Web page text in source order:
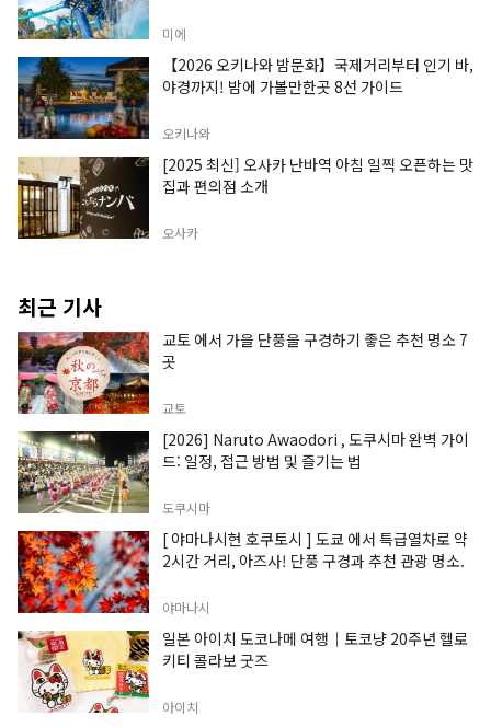
미에
【2026 오키나와 밤문화】국제거리부터 인기 바,
야경까지! 밤에 가볼만한곳 8선 가이드
오키나와
[2025 최신] 오사카 난바역 아침 일찍 오픈하는 맛
집과 편의점 소개
오사카
최근 기사
교토 에서 가을 단풍을 구경하기 좋은 추천 명소 7
곳
교토
[2026] Naruto Awaodori , 도쿠시마 완벽 가이
드: 일정, 접근 방법 및 즐기는 법
도쿠시마
[ 야마나시현 호쿠토시 ] 도쿄 에서 특급열차로 약
2시간 거리, 아즈사! 단풍 구경과 추천 관광 명소.
야마나시
일본 아이치 도코나메 여행｜토코냥 20주년 헬로
키티 콜라보 굿즈
아이치